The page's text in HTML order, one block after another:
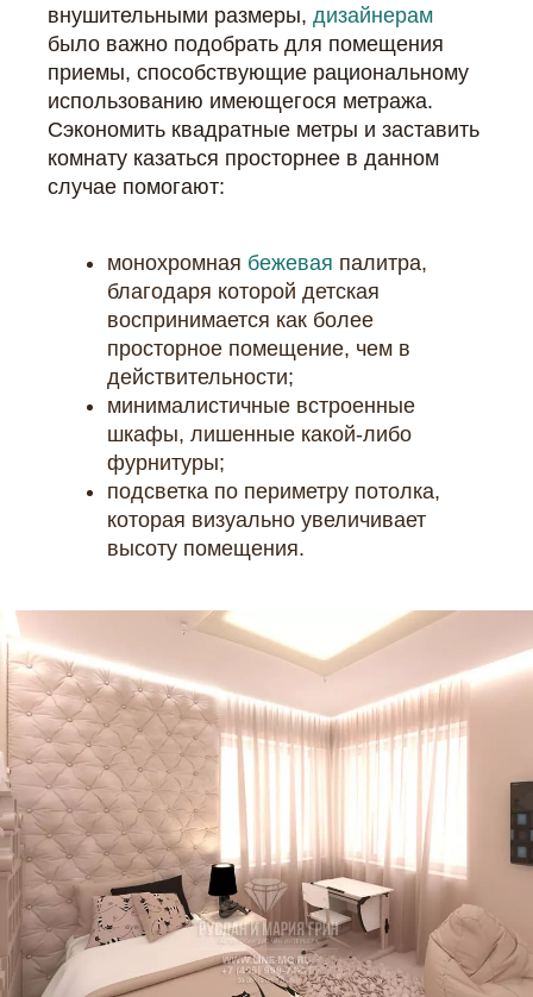
внушительными размеры, дизайнерам
было важно подобрать для помещения
приемы, способствующие рациональному
использованию имеющегося метража.
Сэкономить квадратные метры и заставить
комнату казаться просторнее в данном
случае помогают:
монохромная бежевая палитра,
благодаря которой детская
воспринимается как более
просторное помещение, чем в
действительности;
минималистичные встроенные
шкафы, лишенные какой-либо
фурнитуры;
подсветка по периметру потолка,
которая визуально увеличивает
высоту помещения.